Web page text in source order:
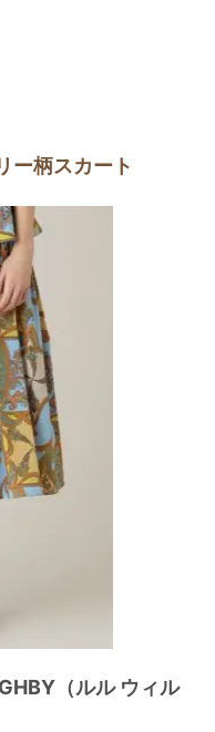
ー柄スカート
（ルル ウィル